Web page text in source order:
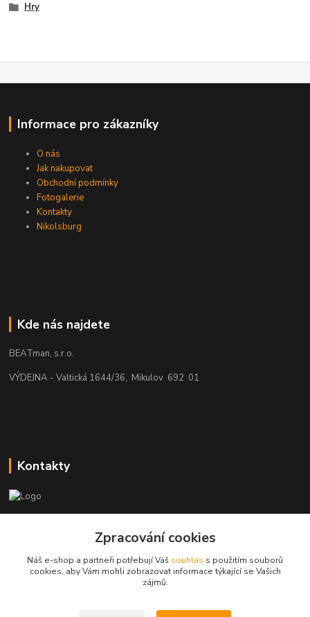
Hry
Informace pro zákazníky
O nás
Jak nakupovat
Obchodní podmínky
Fotogalerie
Kontakty
Nikolsburg
Kde nás najdete
BEATman, s.r.o.
VÝDEJNA - Valtická 1644/36, Mikulov 692 01
Kontakty
elektro@beatman.cz
Zpracování cookies
Náš e-shop a partneři potřebují Váš souhlas s použitím souborů
cookies, aby Vám mohli zobrazovat informace týkající se Vašich
zájmů.